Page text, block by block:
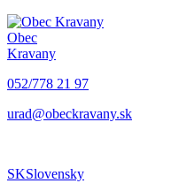
Obec
Kravany
052/778 21 97
urad@obeckravany.sk
SKSlovensky